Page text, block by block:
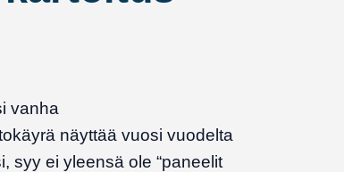
vanha
näyttää vuosi vuodelta
syy ei yleensä ole “paneelit